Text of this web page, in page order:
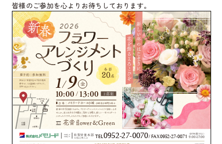
皆様のご参加を心よりお待ちしております。